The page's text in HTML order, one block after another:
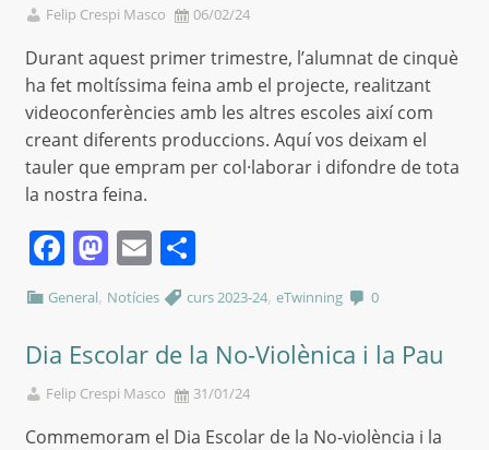
Felip Crespi Masco 06/02/24
Durant aquest primer trimestre, l’alumnat de cinquè
ha fet moltíssima feina amb el projecte, realitzant
videoconferències amb les altres escoles així com
creant diferents produccions. Aquí vos deixam el
tauler que empram per col·laborar i difondre de tota
la nostra feina.
Facebook
Mastodon
Email
General, Notícies curs 2023-24,eTwinning 0
Dia Escolar de la No-Violènica i la Pau
Felip Crespi Masco 31/01/24
Commemoram el Dia Escolar de la No-violència i la